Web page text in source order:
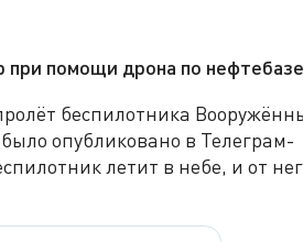
помощи дрона по
беспилотника
опубликовано в Телеграм-
летит в небе, и от